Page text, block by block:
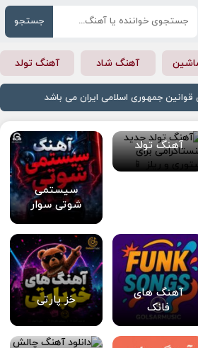
جستجو
آهنگ شاد آهنگ تولد
جمهوری اسلامی ایران می باشد
آهنگ تولد
سیستمی
شوتی سوار
آهنگ های
فانک
خز پارتی